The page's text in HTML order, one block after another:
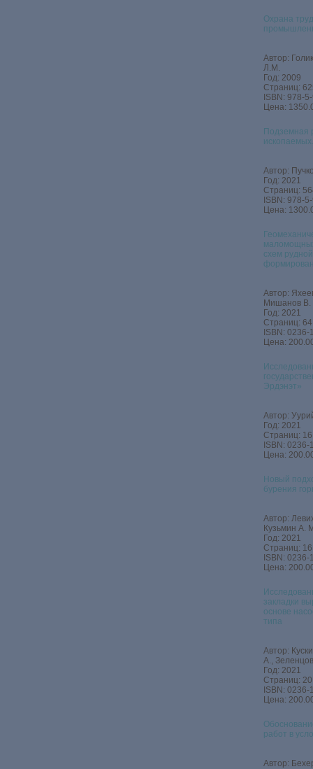
Охрана
Автор:
Л.М.
Год: 2009
Страниц:
ISBN: 978-
Цена:
Подземная
Автор:
Год: 2021
Страниц:
ISBN: 978-
Цена:
схем
Автор:
Мишанов В.
Год: 2021
Страниц: 64
ISBN: 0236-
Цена:
Эрдэнэт»
Автор:
Год: 2021
Страниц: 16
ISBN: 0236-
Цена:
Новый
бурения
Автор:
Кузьмин А.
Год: 2021
Страниц: 16
ISBN: 0236-
Цена:
закладки
основе
типа
Автор:
А.,
Год: 2021
Страниц: 20
ISBN: 0236-
Цена:
работ в
Автор: